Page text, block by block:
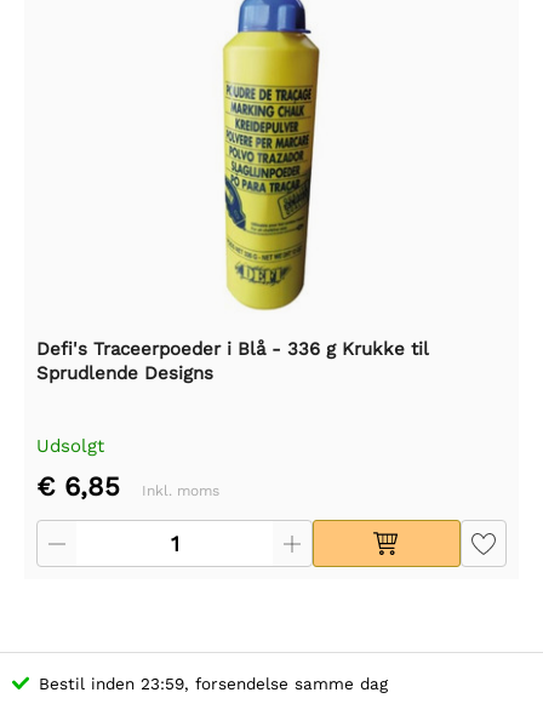
Defi's Traceerpoeder i Blå - 336 g Krukke til
Sprudlende Designs
Udsolgt
€ 6,85 Inkl. moms
Bestil inden 23:59, forsendelse samme dag